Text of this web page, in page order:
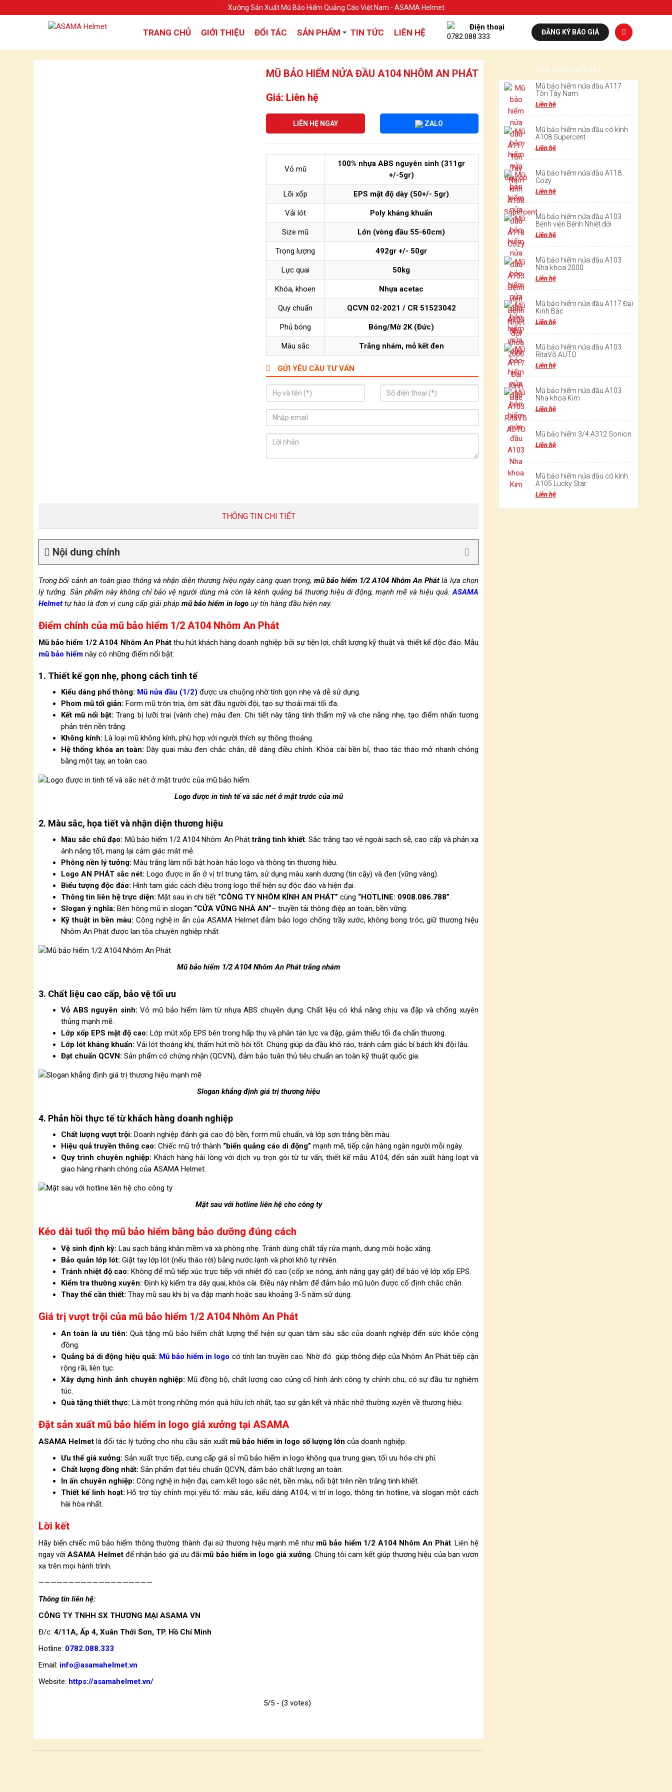
Xưởng Sản Xuất Mũ Bảo Hiểm Quảng Cáo Việt Nam - ASAMA Helmet
TRANG CHỦ GIỚI THIỆU ĐỐI TÁC SẢN PHẨM TIN TỨC LIÊN HỆ ĐĂNG KÝ BÁO GIÁ
Điện thoại
0782.088.333
MŨ BẢO HIỂM NỬA ĐẦU A104 NHÔM AN PHÁT
Giá: Liên hệ
LIÊN HỆ NGAY ZALO
Vỏ mũ
100% nhựa ABS nguyên sinh (311gr
+/-5gr)
Lõi xốp EPS mật độ dày (50+/- 5gr)
Vải lót Poly kháng khuẩn
Size mũ Lớn (vòng đầu 55-60cm)
Trọng lượng 492gr +/- 50gr
Lực quai 50kg
Khóa, khoen Nhựa acetac
Quy chuẩn QCVN 02-2021 / CR 51523042
Phủ bóng Bóng/Mờ 2K (Đức)
Màu sắc Trắng nhám, mỏ kết đen
GỬI YÊU CẦU TƯ VẤN
THÔNG TIN CHI TIẾT
Nội dung chính
Trong bối cảnh an toàn giao thông và nhận diện thương hiệu ngày càng quan trọng, mũ bảo hiểm 1/2 A104 Nhôm An Phátlà lựa chọn
lý tưởng. Sản phẩm này không chỉ bảo vệ người dùng mà còn là kênh quảng bá thương hiệu di động, mạnh mẽ và hiệu quả.ASAMA
Helmettự hào là đơn vị cung cấp giải pháp mũ bảo hiểm in logo uy tín hàng đầu hiện nay.
Điểm chính của mũ bảo hiểm 1/2 A104 Nhôm An Phát
Mũ bảo hiểm 1/2 A104 Nhôm An Phátthu hút khách hàng doanh nghiệp bởi sự tiện lợi, chất lượng kỹ thuật và thiết kế độc đáo. Mẫu
mũ bảo hiểm này có những điểm nổi bật:
1. Thiết kế gọn nhẹ, phong cách tinh tế
Kiểu dáng phổ thông: Mũ nửa đầu (1/2) được ưa chuộng nhờ tính gọn nhẹ và dễ sử dụng.
Phom mũ tối giản: Form mũ tròn trịa, ôm sát đầu người đội, tạo sự thoải mái tối đa.
Kết mũ nổi bật: Trang bị lưỡi trai (vành che) màu đen. Chi tiết này tăng tính thẩm mỹ và che nắng nhẹ, tạo điểm nhấn tương
phản trên nền trắng.
Không kính: Là loại mũ không kính, phù hợp với người thích sự thông thoáng.
Hệ thống khóa an toàn: Dây quai màu đen chắc chắn, dễ dàng điều chỉnh. Khóa cài bền bỉ, thao tác tháo mở nhanh chóng
bằng một tay, an toàn cao.
Logo được in tinh tế và sắc nét ở mặt trước của mũ
2. Màu sắc, họa tiết và nhận diện thương hiệu
Màu sắc chủ đạo: Mũ bảo hiểm 1/2 A104 Nhôm An Pháttrắng tinh khiết. Sắc trắng tạo vẻ ngoài sạch sẽ, cao cấp và phản xạ
ánh nắng tốt, mang lại cảm giác mát mẻ.
Phông nền lý tưởng: Màu trắng làm nổi bật hoàn hảo logo và thông tin thương hiệu.
Logo AN PHÁT sắc nét: Logo được in ấn ở vị trí trung tâm, sử dụng màu xanh dương (tin cậy) và đen (vững vàng).
Biểu tượng độc đáo: Hình tam giác cách điệu trong logo thể hiện sự độc đáo và hiện đại.
Thông tin liên hệ trực diện: Mặt sau in chi tiết “CÔNG TY NHÔM KÍNH AN PHÁT” cùng “HOTLINE: 0908.086.788”.
Slogan ý nghĩa: Bên hông mũ in slogan “CỬA VỮNG NHÀ AN”– truyền tải thông điệp an toàn, bền vững.
Kỹ thuật in bền màu: Công nghệ in ấn của ASAMA Helmet đảm bảo logo chống trầy xước, không bong tróc, giữ thương hiệu
Nhôm An Phát được lan tỏa chuyên nghiệp nhất.
Mũ bảo hiểm 1/2 A104 Nhôm An Phát trắng nhám
3. Chất liệu cao cấp, bảo vệ tối ưu
Vỏ ABS nguyên sinh: Vỏ mũ bảo hiểm làm từ nhựa ABS chuyên dụng. Chất liệu có khả năng chịu va đập và chống xuyên
thủng mạnh mẽ.
Lớp xốp EPS mật độ cao: Lớp mút xốp EPS bên trong hấp thụ và phân tán lực va đập, giảm thiểu tối đa chấn thương.
Lớp lót kháng khuẩn: Vải lót thoáng khí, thấm hút mồ hôi tốt. Chúng giúp da đầu khô ráo, tránh cảm giác bí bách khi đội lâu.
Đạt chuẩn QCVN: Sản phẩm có chứng nhận (QCVN), đảm bảo tuân thủ tiêu chuẩn an toàn kỹ thuật quốc gia.
Slogan khẳng định giá trị thương hiệu
4. Phản hồi thực tế từ khách hàng doanh nghiệp
Chất lượng vượt trội: Doanh nghiệp đánh giá cao độ bền, form mũ chuẩn, và lớp sơn trắng bền màu.
Hiệu quả truyền thông cao: Chiếc mũ trở thành “biển quảng cáo di động” mạnh mẽ, tiếp cận hàng ngàn người mỗi ngày.
Quy trình chuyên nghiệp: Khách hàng hài lòng với dịch vụ trọn gói từ tư vấn, thiết kế mẫu A104, đến sản xuất hàng loạt và
giao hàng nhanh chóng của ASAMA Helmet.
Mặt sau với hotline liên hệ cho công ty
Kéo dài tuổi thọ mũ bảo hiểm bằng bảo dưỡng đúng cách
Vệ sinh định kỳ: Lau sạch bằng khăn mềm và xà phòng nhẹ. Tránh dùng chất tẩy rửa mạnh, dung môi hoặc xăng.
Bảo quản lớp lót: Giặt tay lớp lót (nếu tháo rời) bằng nước lạnh và phơi khô tự nhiên.
Tránh nhiệt độ cao: Không để mũ tiếp xúc trực tiếp với nhiệt độ cao (cốp xe nóng, ánh nắng gay gắt) để bảo vệ lớp xốp EPS.
Kiểm tra thường xuyên: Định kỳ kiểm tra dây quai, khóa cài. Điều này nhằm để đảm bảo mũ luôn được cố định chắc chắn.
Thay thế cần thiết: Thay mũ sau khi bị va đập mạnh hoặc sau khoảng 3-5 năm sử dụng.
Giá trị vượt trội của mũ bảo hiểm 1/2 A104 Nhôm An Phát
An toàn là ưu tiên: Quà tặng mũ bảo hiểm chất lượng thể hiện sự quan tâm sâu sắc của doanh nghiệp đến sức khỏe cộng
đồng.
Quảng bá di động hiệu quả: Mũ bảo hiểm in logo có tính lan truyền cao. Nhờ đó giúp thông điệp của Nhôm An Phát tiếp cận
rộng rãi, liên tục.
Xây dựng hình ảnh chuyên nghiệp: Mũ đồng bộ, chất lượng cao củng cố hình ảnh công ty chỉnh chu, có sự đầu tư nghiêm
túc.
Quà tặng thiết thực: Là một trong những món quà hữu ích nhất, tạo sự gắn kết và nhắc nhở thường xuyên về thương hiệu.
Đặt sản xuất mũ bảo hiểm in logo giá xưởng tại ASAMA
ASAMA Helmet là đối tác lý tưởng cho nhu cầu sản xuất mũ bảo hiểm in logo số lượng lớn của doanh nghiệp.
Ưu thế giá xưởng: Sản xuất trực tiếp, cung cấp giá sỉ mũ bảo hiểm in logo không qua trung gian, tối ưu hóa chi phí.
Chất lượng đồng nhất: Sản phẩm đạt tiêu chuẩn QCVN, đảm bảo chất lượng an toàn.
In ấn chuyên nghiệp: Công nghệ in hiện đại, cam kết logo sắc nét, bền màu, nổi bật trên nền trắng tinh khiết.
Thiết kế linh hoạt: Hỗ trợ tùy chỉnh mọi yếu tố: màu sắc, kiểu dáng A104, vị trí in logo, thông tin hotline, và slogan một cách
hài hòa nhất.
Lời kết
Hãy biến chiếc mũ bảo hiểm thông thường thành đại sứ thương hiệu mạnh mẽ như mũ bảo hiểm 1/2 A104 Nhôm An Phát. Liên hệ
ngay vớiASAMA Helmetđể nhận báo giá ưu đãi mũ bảo hiểm in logo giá xưởng. Chúng tôi cam kết giúp thương hiệu của bạn vươn
xa trên mọi hành trình.
———————————————————
Thông tin liên hệ:
CÔNG TY TNHH SX THƯƠNG MẠI ASAMA VN
Đ/c: 4/11A, Ấp 4, Xuân Thới Sơn, TP. Hồ Chí Minh
Hotline: 0782.088.333
Email: info@asamahelmet.vn
Website: https://asamahelmet.vn/
5/5 - (3 votes)
SẢN PHẨM NỔI BẬT
Mũ bảo hiểm nửa đầu A117
Tôn Tây Nam
Liên hệ
Mũ bảo hiểm nửa đầu có kính
A108 Supercent
Liên hệ
Mũ bảo hiểm nửa đầu A118
Cozy
Liên hệ
Mũ bảo hiểm nửa đầu A103
Bệnh viện Bệnh Nhiệt đới
Liên hệ
Mũ bảo hiểm nửa đầu A103
Nha khoa 2000
Liên hệ
Mũ bảo hiểm nửa đầu A117 Đại
Kinh Bắc
Liên hệ
Mũ bảo hiểm nửa đầu A103
RitaVõ AUTO
Liên hệ
Mũ bảo hiểm nửa đầu A103
Nha khoa Kim
Liên hệ
Mũ bảo hiểm 3/4 A312 Sonion
Liên hệ
Mũ bảo hiểm nửa đầu có kính
A105 Lucky Star
Liên hệ